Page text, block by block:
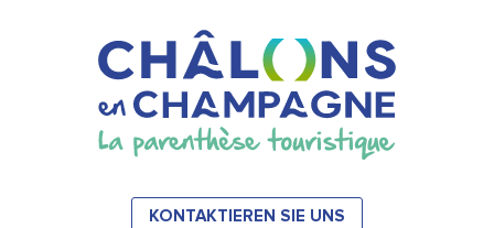
KONTAKTIEREN SIE UNS